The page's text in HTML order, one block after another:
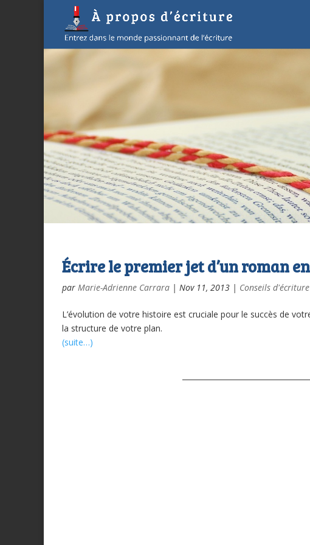
Écrire le premier jet d’un roman
par Marie-Adrienne Carrara | Nov 11, 2013 | Conseils d'écriture
L’évolution de votre histoire est cruciale pour le succès de
la structure de votre plan.
(suite…)